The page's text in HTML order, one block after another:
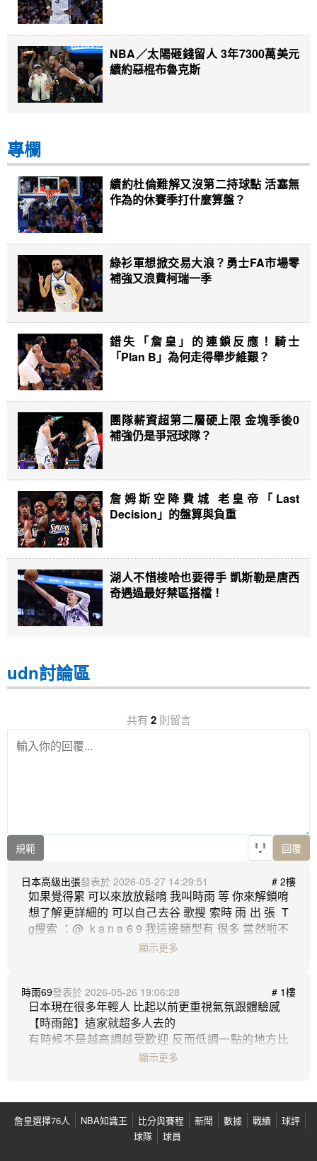
NBA／太陽砸錢留人 3年7300萬美元
續約惡棍布魯克斯
專欄
續約杜倫難解又沒第二持球點 活塞無
作為的休賽季打什麼算盤？
綠衫軍想掀交易大浪？勇士FA市場零
補強又浪費柯瑞一季
錯失「詹皇」的連鎖反應！騎士
「Plan B」為何走得舉步維艱？
團隊薪資超第二層硬上限 金塊季後0
補強仍是爭冠球隊？
詹姆斯空降費城 老皇帝「Last
Decision」的盤算與負重
湖人不惜梭哈也要得手 凱斯勒是唐西
奇遇過最好禁區搭檔！
udn討論區
共有 2則留言
規範 回覆
日本高級出張 2026-05-27 14:29:51 # 2樓
如果覺得累 可以來放放鬆唷 我叫時雨 等 你來解鎖唷
想了解更詳細的 可以自己去谷 歌搜 索時 雨 出 張  T
g搜索 ：@  k a n a 6 9 我這邊類型有 很多 當然啦不
一定是有需求才找我 心漫也可以是你的傾聽者 可以
一個好心情 哪怕很辛苦 也不要內耗喔 你做的已經很
棒了 我們先是我們自己 才會是生活中的其他角色唷
顯示更多
時雨69 2026-05-26 19:06:28 # 1樓
日本現在很多年輕人 比起以前更重視氣氛跟體驗感
【時雨館】這家就超多人去的
有時候不是越高調越受歡迎 反而低調一點的地方比
顯示更多
詹皇選擇76人 NBA知識王 比分與賽程 新聞 數據 戰績
球評
球隊
球員